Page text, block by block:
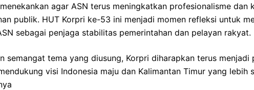
agar ASN terus meningkatkan profesionalisme dan
publik. HUT Korpri ke-53 ini menjadi momen refleksi untuk
sebagai penjaga stabilitas pemerintahan dan pelayan rakyat.
semangat tema yang diusung, Korpri diharapkan terus menjadi
visi Indonesia maju dan Kalimantan Timur yang lebih